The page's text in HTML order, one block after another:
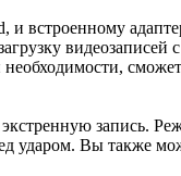
встроенному
запись.
ударом. Вы также